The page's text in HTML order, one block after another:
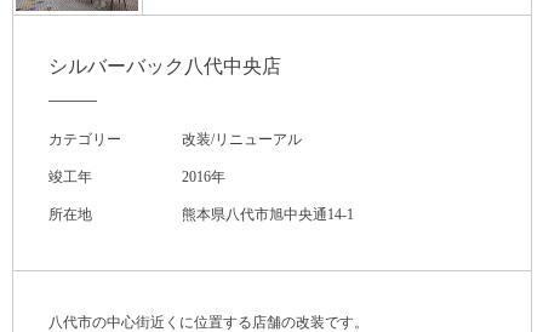
シルバーバック八代中央店
カテゴリー 改装/リニューアル
竣工年 2016年
所在地 熊本県八代市旭中央通14-1
八代市の中心街近くに位置する店舗の改装です。